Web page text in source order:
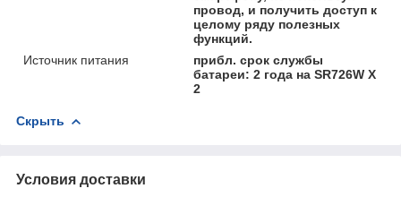
провод, и получить доступ к
целому ряду полезных
функций.
Источник питания
прибл. срок службы
батареи: 2 года на SR726W X
2
Скрыть
Условия доставки